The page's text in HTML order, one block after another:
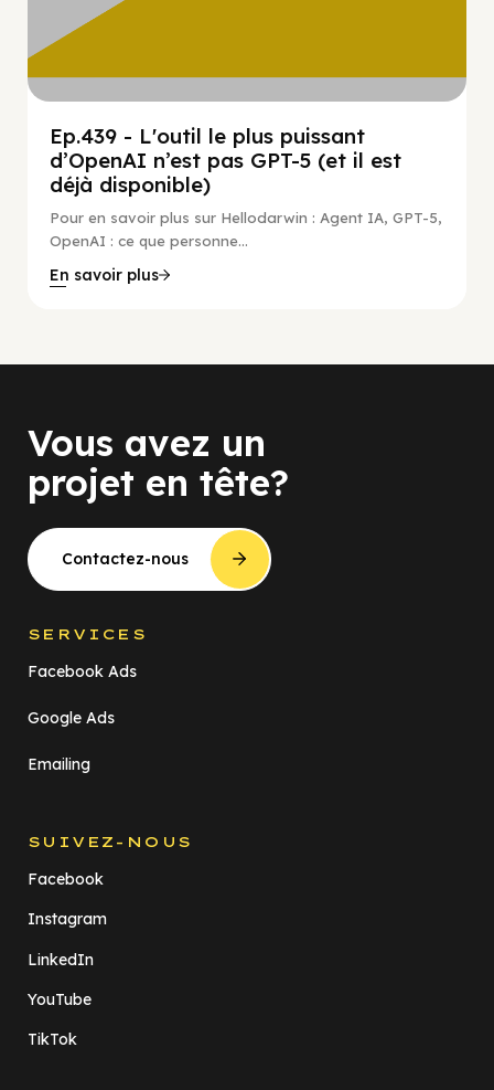
Ep.439 - L'outil le plus puissant
d’OpenAI n’est pas GPT-5 (et il est
déjà disponible)
Pour en savoir plus sur Hellodarwin : Agent IA, GPT-5,
OpenAI : ce que personne...
En savoir plus
Vous avez un
projet en tête?
Contactez-nous
SERVICES
Facebook Ads
Google Ads
Emailing
SUIVEZ-NOUS
Facebook
Instagram
LinkedIn
YouTube
TikTok